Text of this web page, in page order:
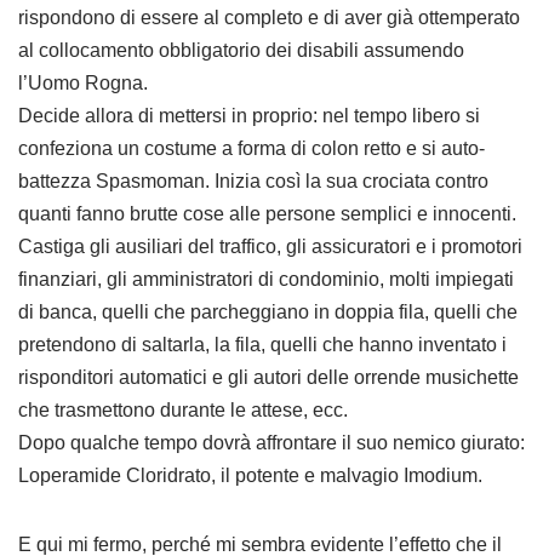
rispondono di essere al completo e di aver già ottemperato
al collocamento obbligatorio dei disabili assumendo
l’Uomo Rogna.
Decide allora di mettersi in proprio: nel tempo libero si
confeziona un costume a forma di colon retto e si auto-
battezza Spasmoman. Inizia così la sua crociata contro
quanti fanno brutte cose alle persone semplici e innocenti.
Castiga gli ausiliari del traffico, gli assicuratori e i promotori
finanziari, gli amministratori di condominio, molti impiegati
di banca, quelli che parcheggiano in doppia fila, quelli che
pretendono di saltarla, la fila, quelli che hanno inventato i
risponditori automatici e gli autori delle orrende musichette
che trasmettono durante le attese, ecc.
Dopo qualche tempo dovrà affrontare il suo nemico giurato:
Loperamide Cloridrato, il potente e malvagio Imodium.
E qui mi fermo, perché mi sembra evidente l’effetto che il